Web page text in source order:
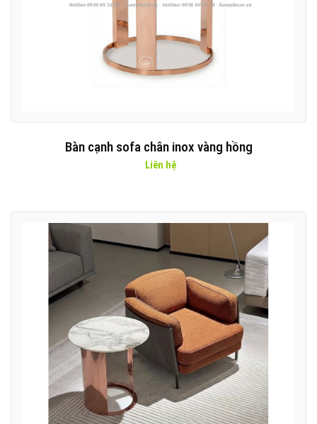
Bàn cạnh sofa chân inox vàng hồng
Liên hệ